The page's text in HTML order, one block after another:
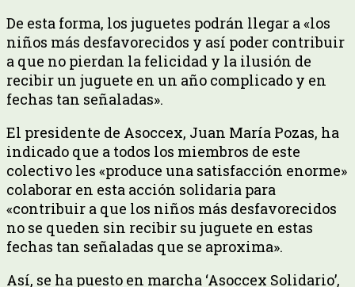
De esta forma, los juguetes podrán llegar a «los
niños más desfavorecidos y así poder contribuir
a que no pierdan la felicidad y la ilusión de
recibir un juguete en un año complicado y en
fechas tan señaladas».
El presidente de Asoccex, Juan María Pozas, ha
indicado que a todos los miembros de este
colectivo les «produce una satisfacción enorme»
colaborar en esta acción solidaria para
«contribuir a que los niños más desfavorecidos
no se queden sin recibir su juguete en estas
fechas tan señaladas que se aproxima».
Así, se ha puesto en marcha ‘Asoccex Solidario’,